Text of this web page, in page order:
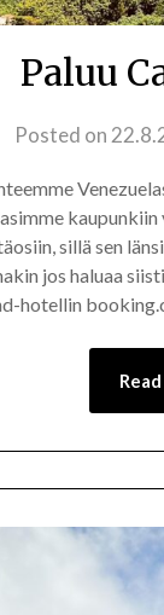
Paluu
Posted on
sillä sen
jos haluaa
hotellin